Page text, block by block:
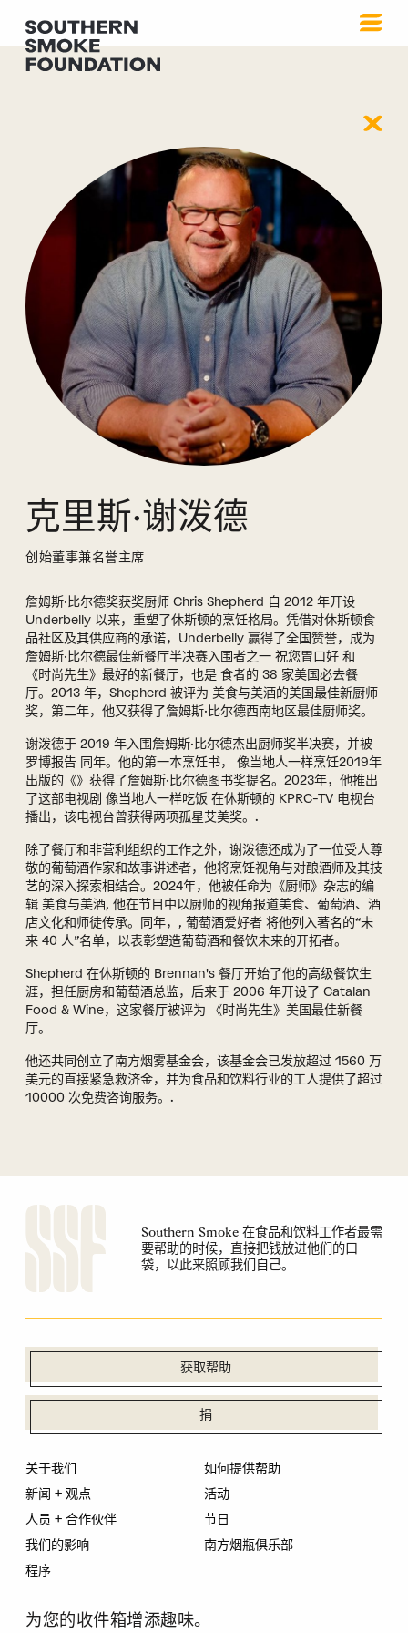
克里斯·谢泼德
创始董事兼名誉主席
詹姆斯·比尔德奖获奖厨师 Chris Shepherd 自 2012 年开设
Underbelly 以来，重塑了休斯顿的烹饪格局。凭借对休斯顿食
品社区及其供应商的承诺，Underbelly 赢得了全国赞誉，成为
詹姆斯·比尔德最佳新餐厅半决赛入围者之一 祝您胃口好 和
《时尚先生》 最好的新餐厅，也是 食者的 38 家美国必去餐
厅。2013 年，Shepherd 被评为 美食与美酒的美国最佳新厨师
奖，第二年，他又获得了詹姆斯·比尔德西南地区最佳厨师奖。
谢泼德于 2019 年入围詹姆斯·比尔德杰出厨师奖半决赛，并被
罗博报告 同年。他的第一本烹饪书， 像当地人一样烹饪2019年
出版的《》获得了詹姆斯·比尔德图书奖提名。2023年，他推出
了这部电视剧 像当地人一样吃饭 在休斯顿的 KPRC-TV 电视台
播出，该电视台曾获得两项孤星艾美奖。.
除了餐厅和非营利组织的工作之外，谢泼德还成为了一位受人尊
敬的葡萄酒作家和故事讲述者，他将烹饪视角与对酿酒师及其技
艺的深入探索相结合。2024年，他被任命为《厨师》杂志的编
辑 美食与美酒, 他在节目中以厨师的视角报道美食、葡萄酒、酒
店文化和师徒传承。同年，, 葡萄酒爱好者 将他列入著名的“未
来 40 人”名单，以表彰塑造葡萄酒和餐饮未来的开拓者。
Shepherd 在休斯顿的 Brennan's 餐厅开始了他的高级餐饮生
涯，担任厨房和葡萄酒总监，后来于 2006 年开设了 Catalan
Food & Wine，这家餐厅被评为
《时尚先生》 美国最佳新餐
厅。
他还共同创立了南方烟雾基金会，该基金会已发放超过 1560 万
美元的直接紧急救济金，并为食品和饮料行业的工人提供了超过
10000 次免费咨询服务。.
Southern Smoke 在食品和饮料工作者最需
要帮助的时候，直接把钱放进他们的口
袋，以此来照顾我们自己。
获取帮助
捐
关于我们
新闻 + 观点
人员 + 合作伙伴
我们的影响
程序
如何提供帮助
活动
节日
南方烟瓶俱乐部
为您的收件箱增添趣味。